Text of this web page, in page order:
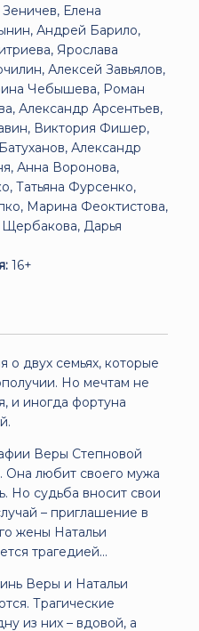
Елена
Андрей Барило,
Ярослава
Алексей Завьялов,
Чебышева, Роман
Александр Арсентьев,
Виктория Фишер,
Александр
Анна Воронова,
Татьяна Фурсенко,
Марина Феоктистова,
Дарья
16+
о двух семьях, которые
Но мечтам не
и иногда фортуна
Веры Степновой
Она любит своего мужа
Но судьба вносит свои
– приглашение в
жены Натальи
трагедией...
Веры и Натальи
Трагические
из них – вдовой, а